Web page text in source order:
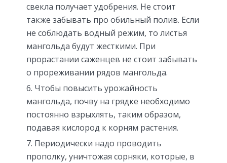
свекла получает удобрения. Не стоит
также забывать про обильный полив. Если
не соблюдать водный режим, то листья
мангольда будут жесткими. При
прорастании саженцев не стоит забывать
о прореживании рядов мангольда.
Чтобы повысить урожайность
мангольда, почву на грядке необходимо
постоянно взрыхлять, таким образом,
подавая кислород к корням растения.
Периодически надо проводить
прополку, уничтожая сорняки, которые, в